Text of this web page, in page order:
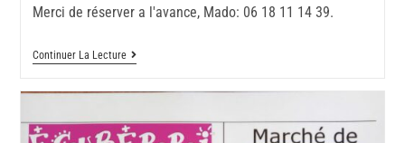
Merci de réserver a l'avance, Mado: 06 18 11 14 39.
Continuer La Lecture